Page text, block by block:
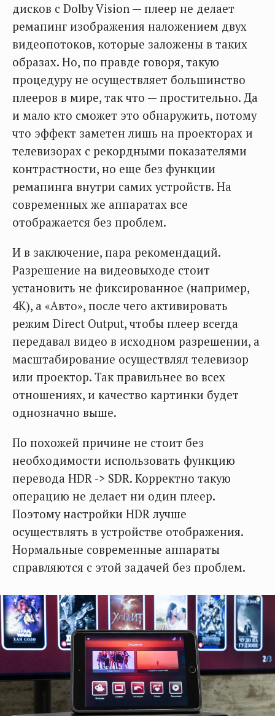
дисков с Dolby Vision — плеер не делает
ремапинг изображения наложением двух
видеопотоков, которые заложены в таких
образах. Но, по правде говоря, такую
процедуру не осуществляет большинство
плееров в мире, так что — простительно. Да
и мало кто сможет это обнаружить, потому
что эффект заметен лишь на проекторах и
телевизорах с рекордными показателями
контрастности, но еще без функции
ремапинга внутри самих устройств. На
современных же аппаратах все
отображается без проблем.
И в заключение, пара рекомендаций.
Разрешение на видеовыходе стоит
установить не фиксированное (например,
4К), а «Авто», после чего активировать
режим Direct Output, чтобы плеер всегда
передавал видео в исходном разрешении, а
масштабирование осуществлял телевизор
или проектор. Так правильнее во всех
отношениях, и качество картинки будет
однозначно выше.
По похожей причине не стоит без
необходимости использовать функцию
перевода HDR -> SDR. Корректно такую
операцию не делает ни один плеер.
Поэтому настройки HDR лучше
осуществлять в устройстве отображения.
Нормальные современные аппараты
справляются с этой задачей без проблем.